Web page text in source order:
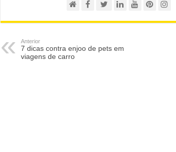
Anterior
7 dicas contra enjoo de pets em
viagens de carro